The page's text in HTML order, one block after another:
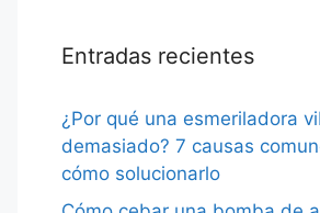
Entradas recientes
¿Por qué una esmeriladora
demasiado? 7 causas
cómo solucionarlo